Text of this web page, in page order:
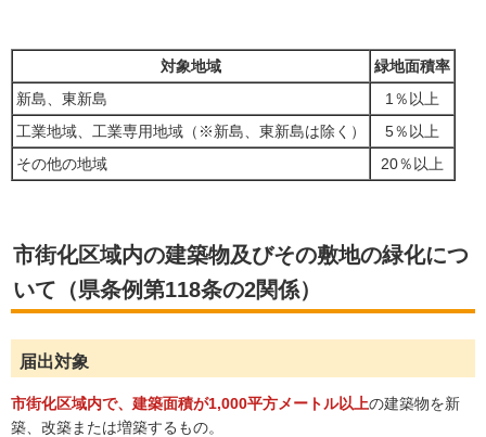
対象地域
緑地面積率
新島、東新島
1％以上
工業地域、工業専用地域（※新島、東新島は除く）
5％以上
その他の地域
20％以上
市街化区域内の建築物及びその敷地の緑化につ
いて（県条例第118条の2関係）
届出対象
市街化区域内で、建築面積が1,000平方メートル以上の建築物を新
築、改築または増築するもの。